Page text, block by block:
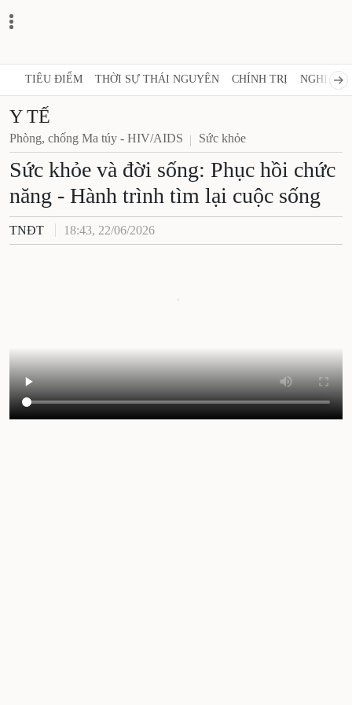
TIÊU ĐIỂM THỜI SỰ THÁI NGUYÊN CHÍNH TRỊ NGHỊ
Y TẾ
Phòng, chống Ma túy - HIV/AIDS Sức khỏe
Sức khỏe và đời sống: Phục hồi chức
năng - Hành trình tìm lại cuộc sống
TNĐT 18:43, 22/06/2026